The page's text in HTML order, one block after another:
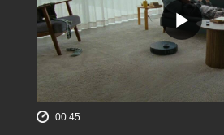
00:45